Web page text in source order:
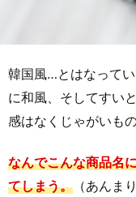
韓国風…とはなって
に和風、そしてすい
感はなくじゃがいも
なんでこんな商品名
てしまう。 （あんま